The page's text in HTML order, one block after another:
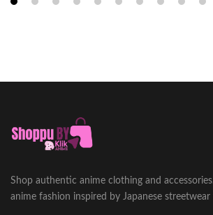
Shop authentic anime clothing and
anime fashion inspired by Japanese